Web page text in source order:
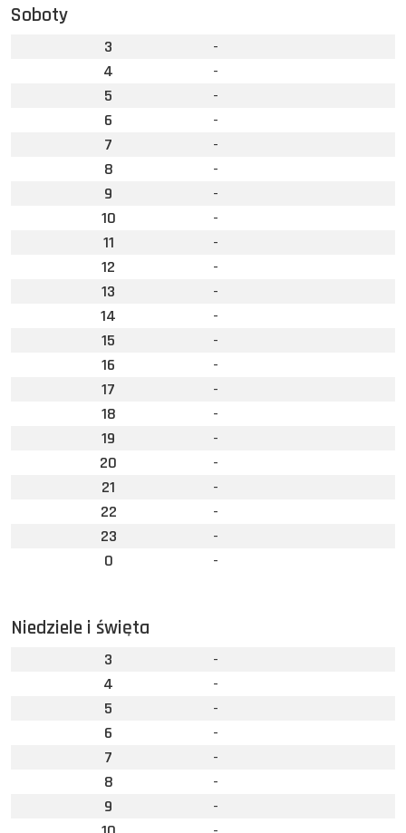
Soboty
3
-
4
-
5
-
6
-
7
-
8
-
9
-
10
-
11
-
12
-
13
-
14
-
15
-
16
-
17
-
18
-
19
-
20
-
21
-
22
-
23
-
0
-
Niedziele i święta
3
-
4
-
5
-
6
-
7
-
8
-
9
-